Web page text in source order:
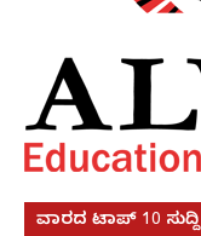
ವಾರದ ಟಾಪ್ 10 ಸುದ್ದಿ